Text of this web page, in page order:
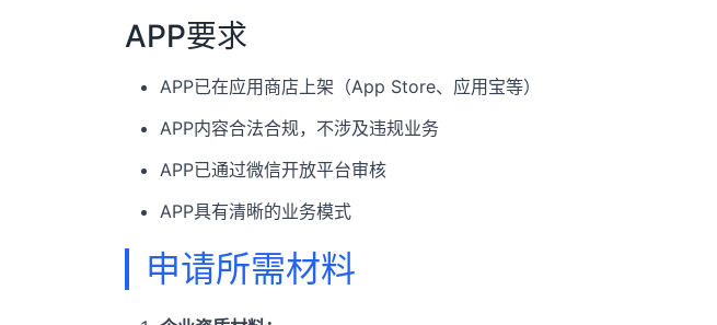
APP要求
APP已在应用商店上架（App Store、应用宝等）
APP内容合法合规，不涉及违规业务
APP已通过微信开放平台审核
APP具有清晰的业务模式
申请所需材料